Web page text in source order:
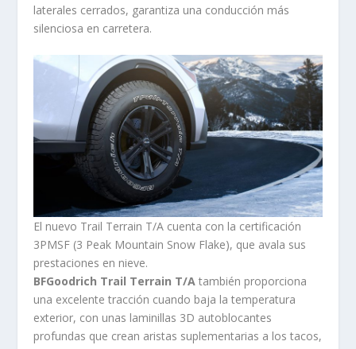
laterales cerrados, garantiza una conducción más
silenciosa en carretera.
El nuevo Trail Terrain T/A cuenta con la certificación
3PMSF (3 Peak Mountain Snow Flake), que avala sus
prestaciones en nieve.
BFGoodrich Trail Terrain T/A también proporciona
una excelente tracción cuando baja la temperatura
exterior, con unas laminillas 3D autoblocantes
profundas que crean aristas suplementarias a los tacos,